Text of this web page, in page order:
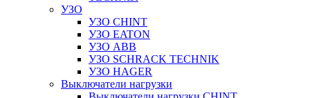
УЗО
УЗО CHINT
УЗО EATON
УЗО ABB
УЗО SCHRACK TECHNIK
УЗО HAGER
Выключатели нагрузки